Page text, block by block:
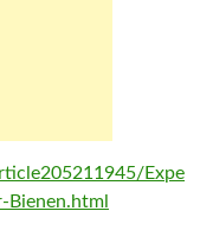
Expe